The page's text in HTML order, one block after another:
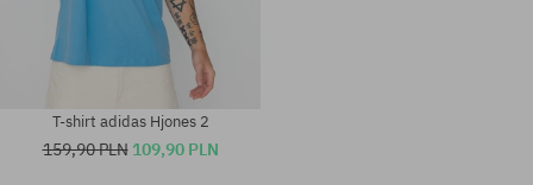
T-shirt adidas Hjones 2
159,90 PLN 109,90 PLN